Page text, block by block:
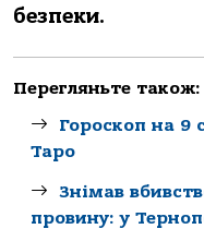
безпеки.
Перегляньте також:
Гороскоп на 9
Таро
Знімав
провину: у